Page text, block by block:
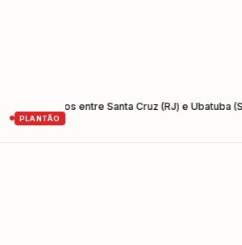
PLANTÃO
Santos entre Santa Cruz (RJ) e Ubatuba (SP)